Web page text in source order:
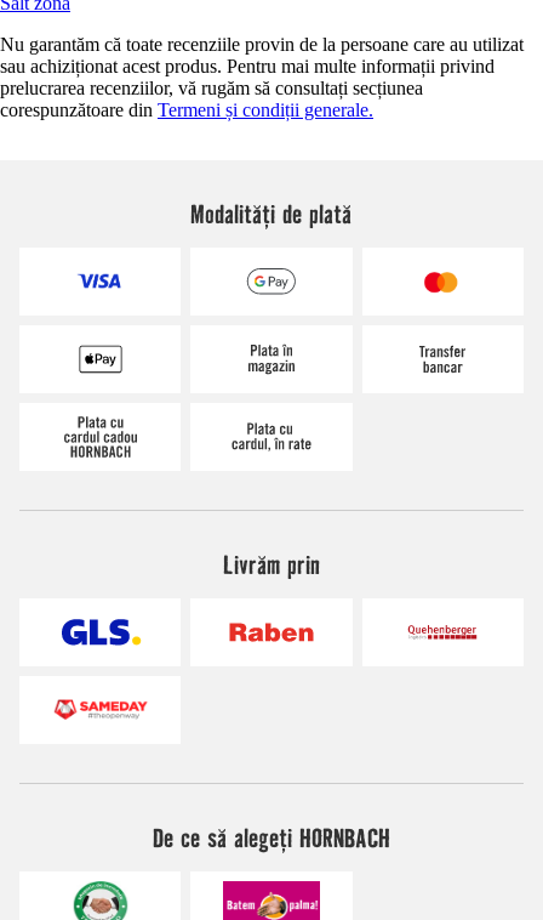
Nu garantăm că toate recenziile provin de la persoane care au utilizat
sau achiziționat acest produs. Pentru mai multe informații privind
prelucrarea recenziilor, vă rugăm să consultați secțiunea
corespunzătoare din Termeni și condiții generale.
Modalități de plată
Livrăm prin
De ce să alegeți HORNBACH